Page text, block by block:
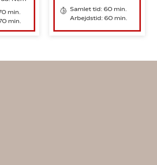
min.
min.
Samlet tid: 60 min.
Arbejdstid: 60 min.